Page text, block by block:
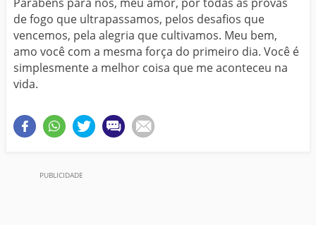
de fogo que ultrapassamos, pelos desafios que
vencemos, pela alegria que cultivamos. Meu bem,
amo você com a mesma força do primeiro dia. Você é
simplesmente a melhor coisa que me aconteceu na
vida.